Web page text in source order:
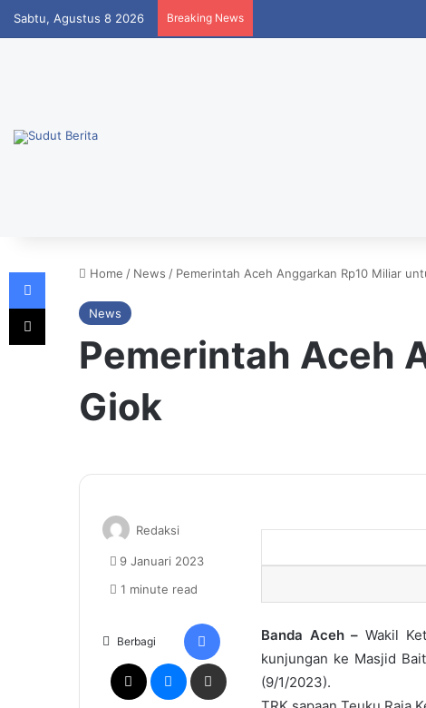
Sabtu, Agustus 8 2026 Breaking News
Home / News / Pemerintah Aceh Anggarkan Rp10 Miliar
News
Pemerintah Aceh
Giok
Banda Aceh –Wakil
kunjungan ke Masjid
(9/1/2023).
Redaksi
9 Januari 2023
1 minute read
Berbagi
Messenger
Facebook
X